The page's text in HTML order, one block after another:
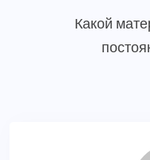
Какой